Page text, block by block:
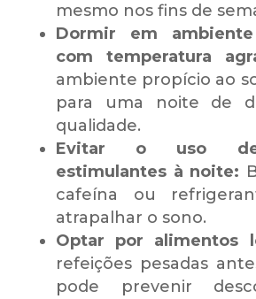
mesmo nos fins de
Dormir em ambiente
com temperatura
ambiente propício ao
para uma noite de
qualidade.
Evitar o uso de
estimulantes à noite:
cafeína ou
atrapalhar o sono.
Optar por alimentos
refeições pesadas
pode prevenir